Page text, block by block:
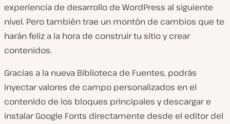
experiencia de desarrollo de WordPress al siguiente
nivel. Pero también trae un montón de cambios que te
harán feliz a la hora de construir tu sitio y crear
contenidos.
Gracias a la nueva Biblioteca de Fuentes, podrás
inyectar valores de campo personalizados en el
contenido de los bloques principales y descargar e
instalar Google Fonts directamente desde el editor del